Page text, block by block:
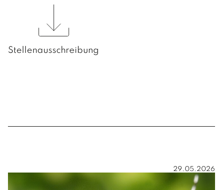
Stellenausschreibung
29.05.2026